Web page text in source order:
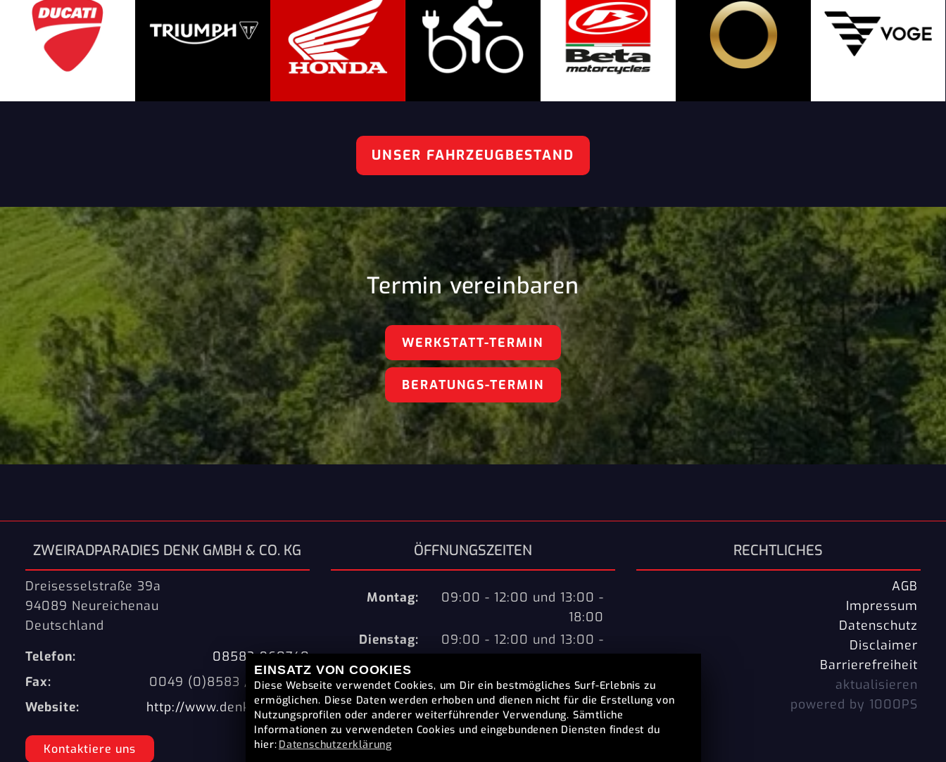
UNSER FAHRZEUGBESTAND
Termin vereinbaren
WERKSTATT-TERMIN
BERATUNGS-TERMIN
ZWEIRADPARADIES DENK GMBH & CO. KG
Dreisesselstraße 39a
94089 Neureichenau
Deutschland
Telefon:
08583-960740
Fax:
0049 (0)8583 / 960 760
Website:
http://www.denk-gmbh.de
Kontaktiere uns
ÖFFNUNGSZEITEN
Montag:
09:00 - 12:00 und 13:00 -
18:00
Dienstag:
09:00 - 12:00 und 13:00 -
18:00
Mittwoch:
09:00 - 12:00 und 13:00 -
18:00
Donnerstag:
09:00 - 12:00 und 13:00 -
RECHTLICHES
AGB
Impressum
Datenschutz
Disclaimer
Barrierefreiheit
aktualisieren
powered by 1000PS
EINSATZ VON COOKIES
Diese Webseite verwendet Cookies, um Dir ein bestmögliches Surf-Erlebnis zu
ermöglichen. Diese Daten werden erhoben und dienen nicht für die Erstellung von
Nutzungsprofilen oder anderer weiterführender Verwendung. Sämtliche
Informationen zu verwendeten Cookies und eingebundenen Diensten findest du
hier: Datenschutzerklärung